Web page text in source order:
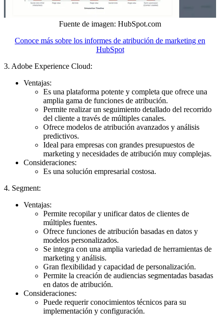
Fuente de imagen: HubSpot.com
Conoce más sobre los informes de atribución de marketing en
HubSpot
3. Adobe Experience Cloud:
Ventajas:
Es una plataforma potente y completa que ofrece una
amplia gama de funciones de atribución.
Permite realizar un seguimiento detallado del recorrido
del cliente a través de múltiples canales.
Ofrece modelos de atribución avanzados y análisis
predictivos.
Ideal para empresas con grandes presupuestos de
marketing y necesidades de atribución muy complejas.
Consideraciones:
Es una solución empresarial costosa.
4. Segment:
Ventajas:
Permite recopilar y unificar datos de clientes de
múltiples fuentes.
Ofrece funciones de atribución basadas en datos y
modelos personalizados.
Se integra con una amplia variedad de herramientas de
marketing y análisis.
Gran flexibilidad y capacidad de personalización.
Permite la creación de audiencias segmentadas basadas
en datos de atribución.
Consideraciones:
Puede requerir conocimientos técnicos para su
implementación y configuración.